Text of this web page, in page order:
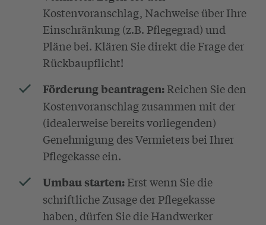
Kostenvoranschlag, Nachweise über Ihre
Einschränkung (z.B. Pflegegrad) und
Pläne bei. Klären Sie direkt die Frage der
Rückbaupflicht!
Förderung beantragen:Reichen Sie den
Kostenvoranschlag zusammen mit der
(idealerweise bereits vorliegenden)
Genehmigung des Vermieters bei Ihrer
Pflegekasse ein.
Umbau starten:Erst wenn Sie die
schriftliche Zusage der Pflegekasse
haben, dürfen Sie die Handwerker